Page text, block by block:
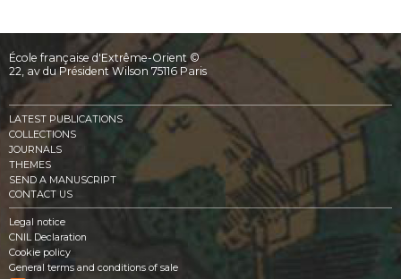
École française d'Extrême-Orient ©
22, av du Président Wilson 75116 Paris
LATEST PUBLICATIONS
COLLECTIONS
JOURNALS
THEMES
SEND A MANUSCRIPT
CONTACT US
Legal notice
CNIL Declaration
Cookie policy
General terms and conditions of sale